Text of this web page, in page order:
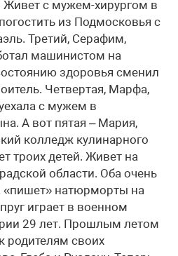
Живет с мужем-хирургом в
из Подмосковья с
Третий, Серафим,
машинистом на
здоровья сменил
Четвертая, Марфа,
с мужем в
А вот пятая – Мария,
колледж кулинарного
троих детей. Живет на
области. Оба очень
«пишет» натюрморты на
играет в военном
29 лет. Прошлым летом
родителям своих